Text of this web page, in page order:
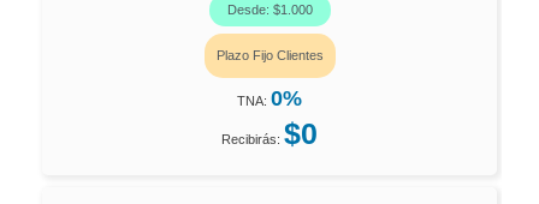
Desde: $1.000
Plazo Fijo Clientes
TNA: 0%
Recibirás: $0